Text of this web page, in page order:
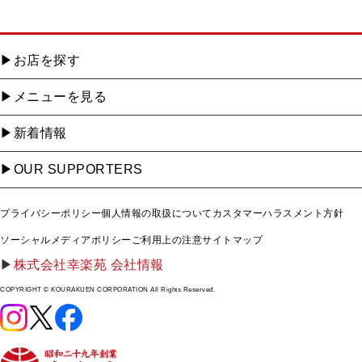
お店を探す
メニューを見る
新着情報
OUR SUPPORTERS
プライバシーポリシー個人情報の取扱について カスタマーハラスメント方針
ソーシャルメディアポリシー ご利用上の注意サイトマップ
株式会社幸楽苑 会社情報
COPYRIGHT © KOURAKUEN CORPORATION All Rights Reserved.